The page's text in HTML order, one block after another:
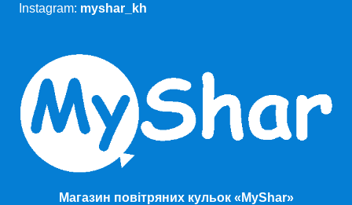
Instagram: myshar_kh
Магазин повітряних кульок «MyShar»